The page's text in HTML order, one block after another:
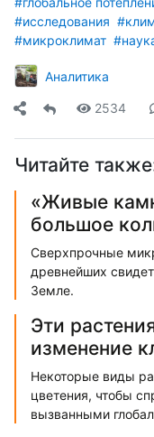
#исследования
#микроклимат
Аналитика
2534
Читайте
«Живые
большое
Сверхпрочные
древнейших
Земле.
Эти
изменение
Некоторые виды
цветения, чтобы
вызванными